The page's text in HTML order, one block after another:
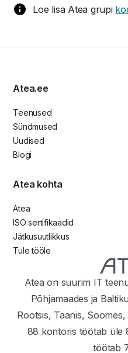
Loe lisa Atea grupi
Atea on suurim IT
Põhjamaades ja
Rootsis, Taanis,
88 kontoris töötab üle
töötab
Atea.ee
Teenused
Sündmused
Uudised
Blogi
Atea kohta
Atea
ISO sertifikaadid
Jätkusuutlikkus
Tule tööle